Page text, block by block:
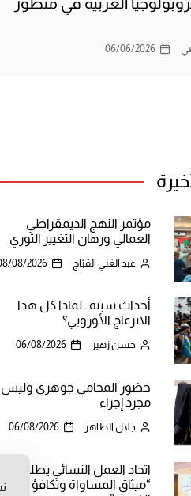
06/06/2026
مؤتمر النهج الديمقراطي
العمالي ورهان التغيير الثوري
عبد الغني القبّاج 08/2026
أحداث سبتة.. لماذا كل هذا
الانزعاج الأوروبي؟
حسن زهير 06/08/2026
حضور المحامي جوهري وليس
مجرد إجراء
جلال الطاهر 06/08/2026
اتحاد العمل النسائي يطلق
“ميثاق المساواة وتكافؤ